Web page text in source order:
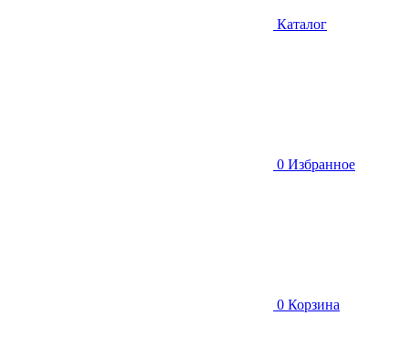
Каталог
0 Избранное
0 Корзина